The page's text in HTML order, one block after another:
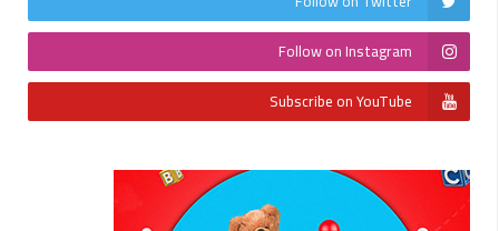
Follow on Instagram
Subscribe on YouTube